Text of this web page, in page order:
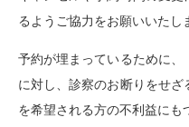
るようご協力をお願いいたし
予約が埋まっているために
に対し、診察のお断りをせ
を希望される方の不利益にも